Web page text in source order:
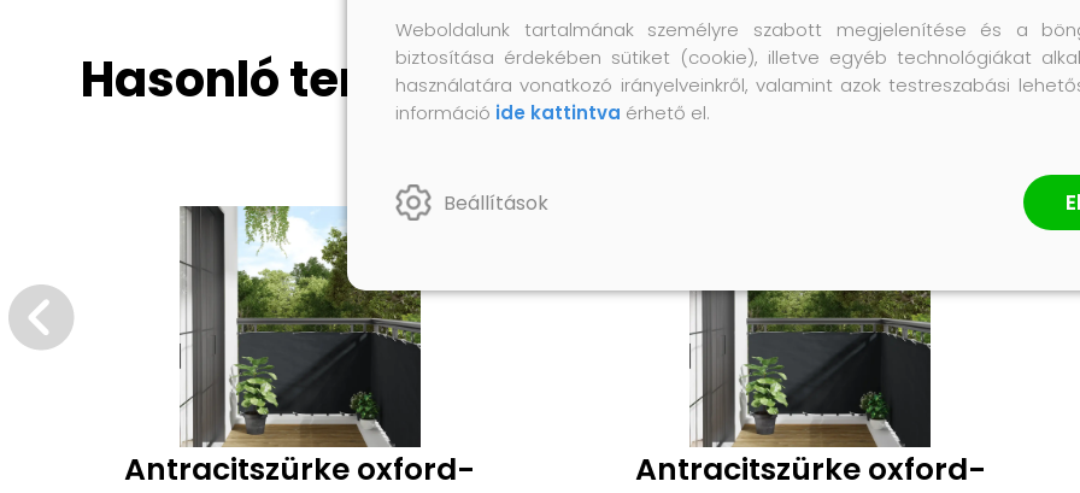
Hasonló termékek
Antracitszürke oxford-
Antracitszürke oxford-
Weboldalunk tartalmának személyre szabott megjelenítése és a
biztosítása érdekében sütiket (cookie), illetve egyéb technológiákat
használatára vonatkozó irányelveinkről, valamint azok testreszabási
információ ide kattintva érhető el.
Beállítások